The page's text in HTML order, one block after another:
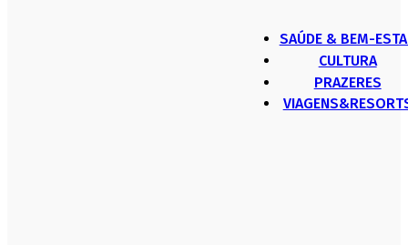
SAÚDE & BEM-
CULTURA
PRAZERES